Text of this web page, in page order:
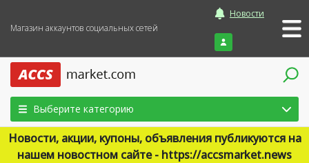
Магазин аккаунтов социальных сетей
Новости
Войти
Выберите категорию
Новости, акции, купоны, объявления публикуются на
нашем новостном сайте - https://accsmarket.news